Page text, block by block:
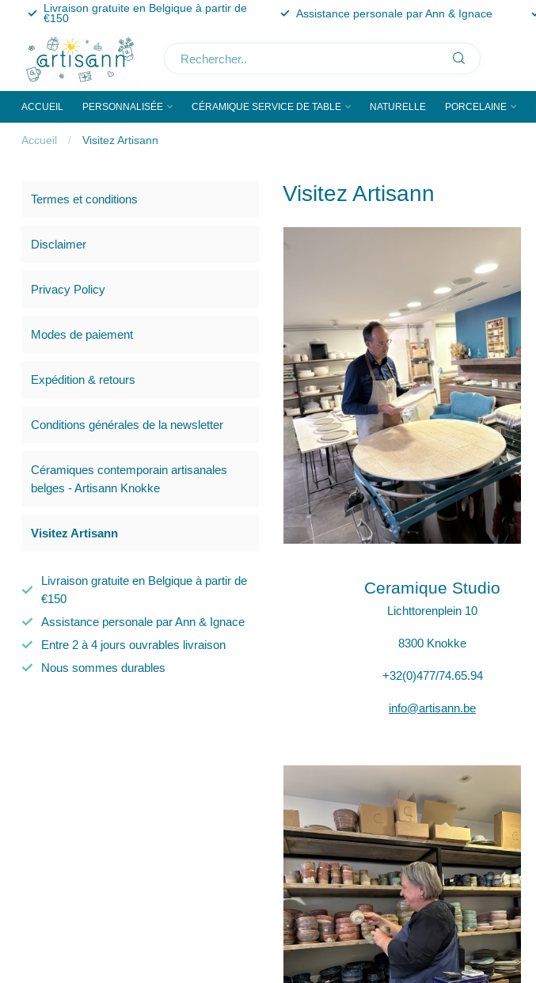
Livraison gratuite en Belgique à partir de
€150
Assistance personale par Ann & Ignace
ACCUEIL PERSONNALISÉE CÉRAMIQUE SERVICE DE TABLE NATURELLE PORCELAINE
Accueil / Visitez Artisann
Termes et conditions
Disclaimer
Privacy Policy
Modes de paiement
Expédition & retours
Conditions générales de la newsletter
Céramiques contemporain artisanales
belges - Artisann Knokke
Visitez Artisann
Livraison gratuite en Belgique à partir de
€150
Assistance personale par Ann & Ignace
Entre 2 à 4 jours ouvrables livraison
Nous sommes durables
Visitez Artisann
Ceramique Studio
Lichttorenplein 10
8300 Knokke
+32(0)477/74.65.94
info@artisann.be